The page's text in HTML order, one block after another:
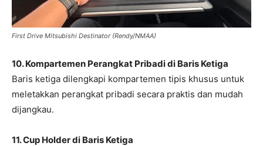
First Drive Mitsubishi Destinator (Rendy/NMAA)
10. Kompartemen Perangkat Pribadi di Baris Ketiga
Baris ketiga dilengkapi kompartemen tipis khusus untuk
meletakkan perangkat pribadi secara praktis dan mudah
dijangkau.
11. Cup Holder di Baris Ketiga